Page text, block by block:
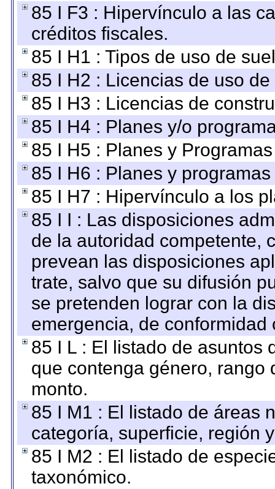
85 I F3 : Hipervínculo a las
créditos fiscales.
85 I H1 : Tipos de uso de
85 I H2 : Licencias de uso
85 I H3 : Licencias de
85 I H4 : Planes y/o
85 I H5 : Planes y
85 I H6 : Planes y
85 I H7 : Hipervínculo a los
85 I I : Las disposiciones
de la autoridad competente,
prevean las disposiciones
trate, salvo que su difusión
se pretenden lograr con la
emergencia, de
85 I L : El listado de asuntos
que contenga género, rango
monto.
85 I M1 : El listado de áreas
categoría, superficie, región
85 I M2 : El listado de
taxonómico.